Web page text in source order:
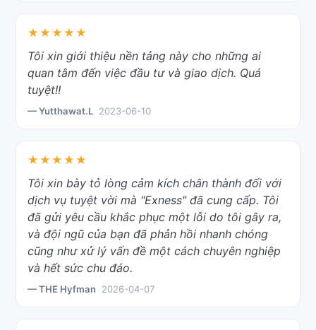
★★★★★
Tôi xin giới thiệu nền tảng này cho những ai
quan tâm đến việc đầu tư và giao dịch. Quá
tuyệt!!
— Yutthawat.L 2023-06-10
★★★★★
Tôi xin bày tỏ lòng cảm kích chân thành đối với
dịch vụ tuyệt vời mà "Exness" đã cung cấp. Tôi
đã gửi yêu cầu khắc phục một lỗi do tôi gây ra,
và đội ngũ của bạn đã phản hồi nhanh chóng
cũng như xử lý vấn đề một cách chuyên nghiệp
và hết sức chu đáo.
— THE Hyfman 2026-04-07